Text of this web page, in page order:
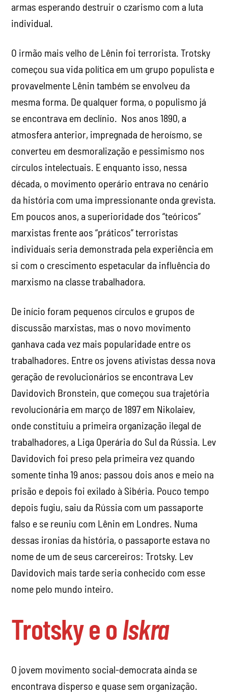
armas esperando destruir o czarismo com a luta
individual.
O irmão mais velho de Lênin foi terrorista. Trotsky
começou sua vida política em um grupo populista e
provavelmente Lênin também se envolveu da
mesma forma. De qualquer forma, o populismo já
se encontrava em declínio. Nos anos 1890, a
atmosfera anterior, impregnada de heroísmo, se
converteu em desmoralização e pessimismo nos
círculos intelectuais. E enquanto isso, nessa
década, o movimento operário entrava no cenário
da história com uma impressionante onda grevista.
Em poucos anos, a superioridade dos “teóricos”
marxistas frente aos “práticos” terroristas
individuais seria demonstrada pela experiência em
si com o crescimento espetacular da influência do
marxismo na classe trabalhadora.
De início foram pequenos círculos e grupos de
discussão marxistas, mas o novo movimento
ganhava cada vez mais popularidade entre os
trabalhadores. Entre os jovens ativistas dessa nova
geração de revolucionários se encontrava Lev
Davidovich Bronstein, que começou sua trajetória
revolucionária em março de 1897 em Nikolaiev,
onde constituiu a primeira organização ilegal de
trabalhadores, a Liga Operária do Sul da Rússia. Lev
Davidovich foi preso pela primeira vez quando
somente tinha 19 anos; passou dois anos e meio na
prisão e depois foi exilado à Sibéria. Pouco tempo
depois fugiu, saiu da Rússia com um passaporte
falso e se reuniu com Lênin em Londres. Numa
dessas ironias da história, o passaporte estava no
nome de um de seus carcereiros: Trotsky. Lev
Davidovich mais tarde seria conhecido com esse
nome pelo mundo inteiro.
Trotsky e oIskra
O jovem movimento social-democrata ainda se
encontrava disperso e quase sem organização.